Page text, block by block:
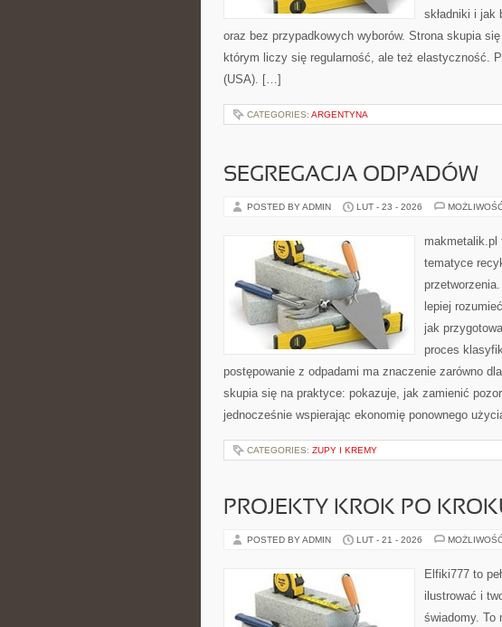
składniki i jak
oraz bez przypadkowych wyborów. Strona skupia
którym liczy się regularność, ale też elastyczność.
(USA). […]
CATEGORIES: ARGENTYNA
SEGREGACJA ODPADÓW
POSTED BY ADMIN LUT - 23 - 2026
makmetalik.pl
tematyce
lepiej
jak
proces
postępowanie z odpadami ma znaczenie zarówno
skupia się na praktyce: pokazuje, jak zamienić
jednocześnie wspierając ekonomię ponownego
CATEGORIES: ZUPY I KREMY
PROJEKTY KROK PO
POSTED BY ADMIN LUT - 21 - 2026
Elfiki777 to
ilustrować i
świadomy. To